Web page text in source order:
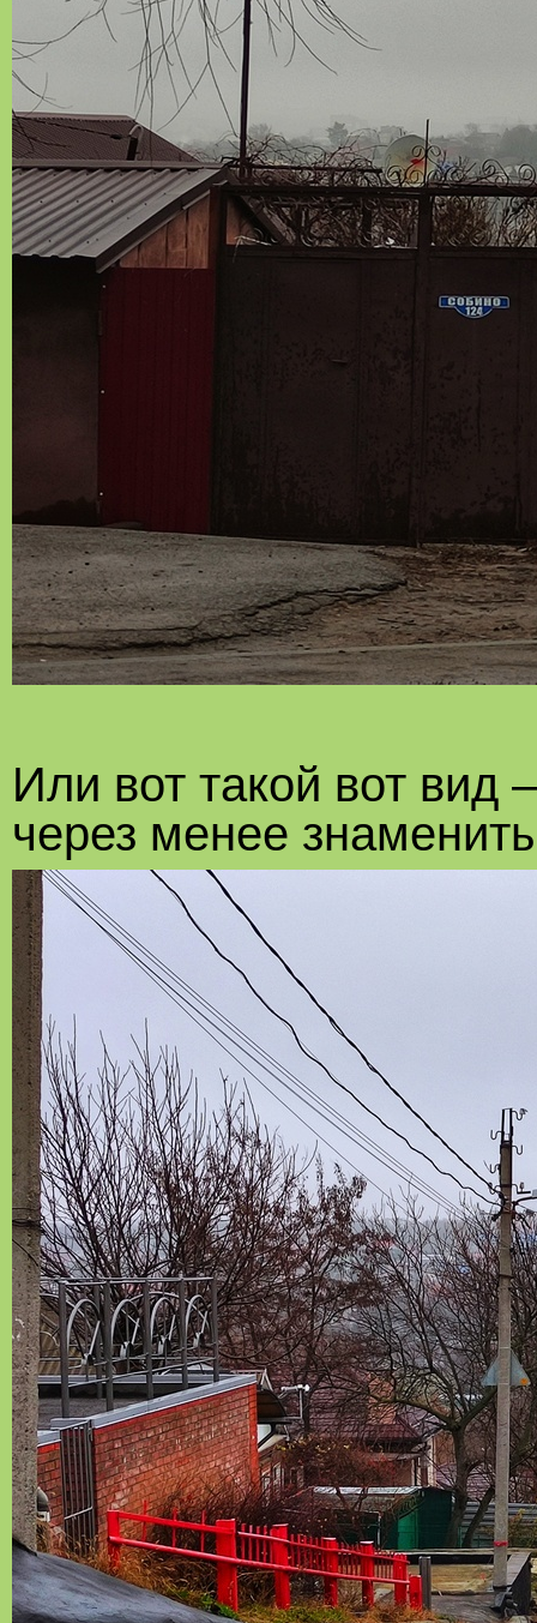
Или вот такой вот вид
через менее